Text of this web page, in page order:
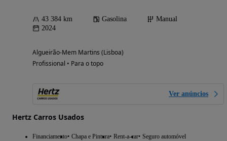
43 384 km Gasolina
Manual
2024
Algueirão-Mem Martins (Lisboa)
Profissional • Para o topo
Ver anúncios
Hertz Carros Usados
Financiamento Chapa e Pintura Rent-a-car Seguro automóvel